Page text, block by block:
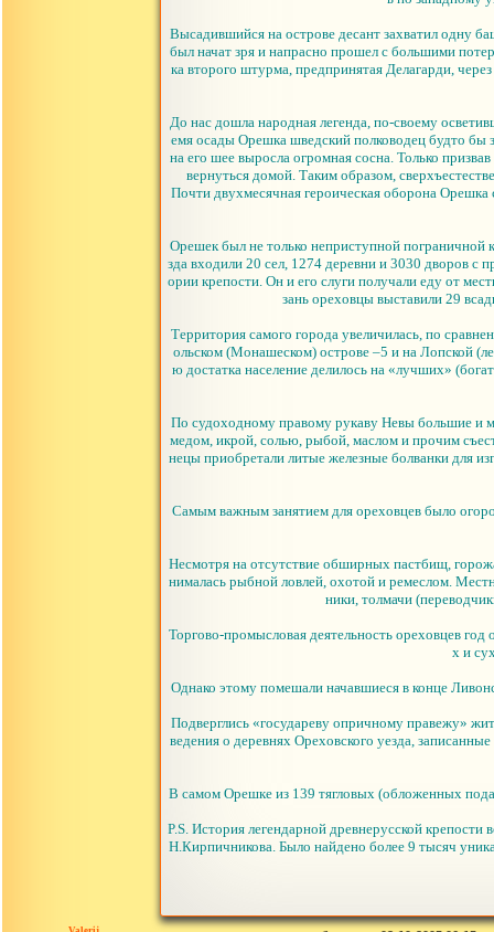
Высадившийся на острове десант захватил одну
был начат зря и напрасно прошел с большими
ка второго штурма, предпринятая Делагарди,
До нас дошла народная легенда, по-своему
емя осады Орешка шведский полководец будто
на его шее выросла огромная сосна. Только
вернуться домой. Таким образом,
Почти двухмесячная героическая оборона Орешка
Орешек был не только неприступной пограничной
зда входили 20 сел, 1274 деревни и 3030 дворов с
ории крепости. Он и его слуги получали еду от
зань ореховцы выставили 29
Территория самого города увеличилась, по
ольском (Монашеском) острове –5 и на Лопской
ю достатка население делилось на «лучших»
По судоходному правому рукаву Невы большие и
медом, икрой, солью, рыбой, маслом и прочим
нецы приобретали литые железные болванки для
Самым важным занятием для ореховцев было
Несмотря на отсутствие обширных пастбищ,
нималась рыбной ловлей, охотой и ремеслом.
ники, толмачи
Торгово-промысловая деятельность ореховцев
х и
Однако этому помешали начавшиеся в конце
Подверглись «государеву опричному правежу»
ведения о деревнях Ореховского уезда,
В самом Орешке из 139 тягловых (обложенных
P.S. История легендарной древнерусской
Н.Кирпичникова. Было найдено более 9 тысяч